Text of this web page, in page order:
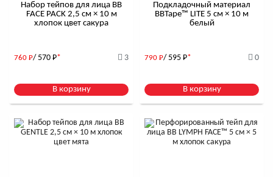
Набор тейпов для лица BB
FACE PACK 2,5 см × 10 м
хлопок цвет сакура
760 Р/ 570 Р* 3
В корзину
Подкладочный материал
BBTape™ LITE 5 см × 10 м
белый
790 Р/ 595 Р* 0
В корзину